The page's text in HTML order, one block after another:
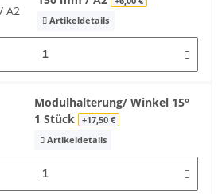
Artikeldetails
Modulhalterung/ Winkel 15°
1 Stück +17,50 €
Artikeldetails